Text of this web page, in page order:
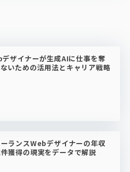
ザイナーが生成AIに仕事を奪
いための活用法とキャリア戦略
ランスWebデザイナーの年収
獲得の現実をデータで解説